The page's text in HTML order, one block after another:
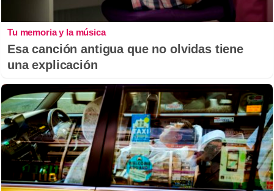
Tu memoria y la música
Esa canción antigua que no olvidas tiene
una explicación